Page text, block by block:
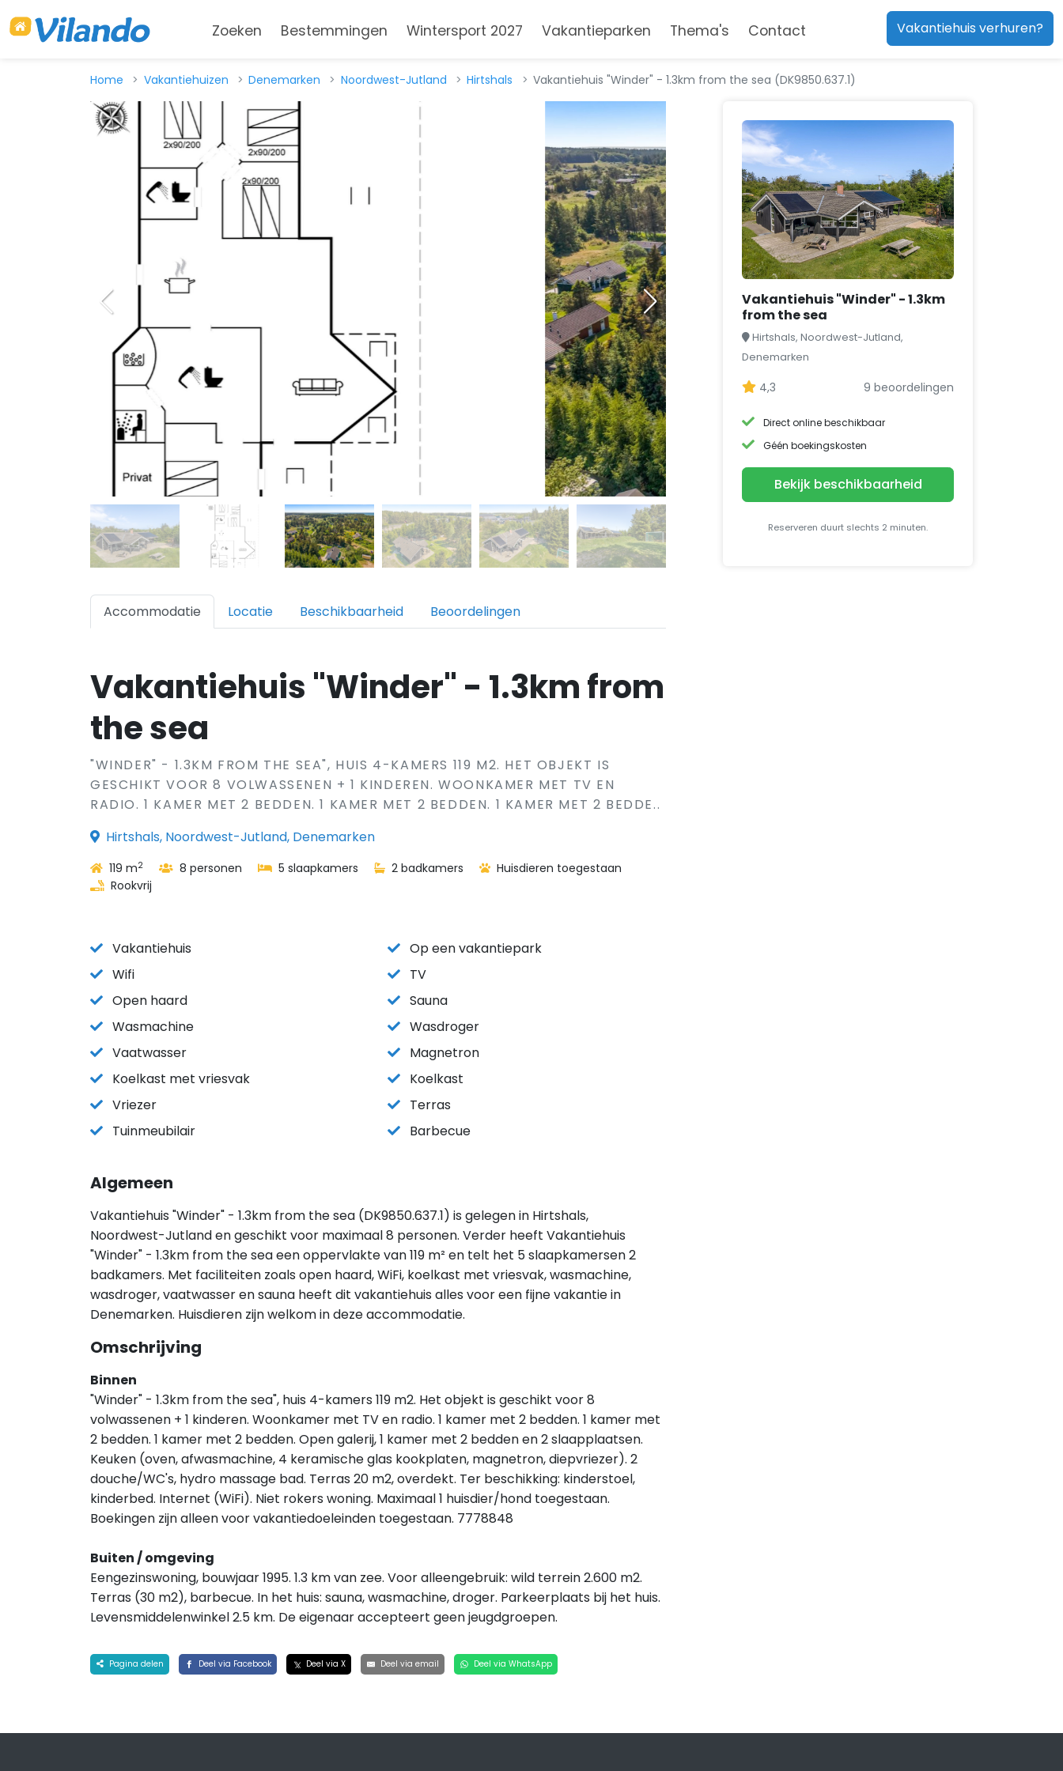
Zoeken Bestemmingen Wintersport 2027 Vakantieparken Thema's Contact Vakantiehuis verhuren?
Home Vakantiehuizen Denemarken Noordwest-Jutland Hirtshals Vakantiehuis "Winder" - 1.3km from the sea (DK9850.637.1)
Accommodatie Locatie Beschikbaarheid Beoordelingen
Vakantiehuis "Winder" - 1.3km from
the sea
"WINDER" - 1.3KM FROM THE SEA", HUIS 4-KAMERS 119 M2. HET OBJEKT IS
GESCHIKT VOOR 8 VOLWASSENEN + 1 KINDEREN. WOONKAMER MET TV EN
RADIO. 1 KAMER MET 2 BEDDEN. 1 KAMER MET 2 BEDDEN. 1 KAMER MET 2 BEDDE..
Hirtshals, Noordwest-Jutland, Denemarken
119 m2 8 personen 5 slaapkamers 2 badkamers
Huisdieren toegestaan
Rookvrij
Vakantiehuis
Op een vakantiepark
Wifi
TV
Open haard
Sauna
Wasmachine
Wasdroger
Vaatwasser
Magnetron
Koelkast met vriesvak
Koelkast
Vriezer
Terras
Tuinmeubilair
Barbecue
Algemeen
Vakantiehuis "Winder" - 1.3km from the sea (DK9850.637.1) is gelegen in Hirtshals,
Noordwest-Jutland en geschikt voor maximaal 8 personen. Verder heeft Vakantiehuis
"Winder" - 1.3km from the sea een oppervlakte van 119 m² en telt het 5 slaapkamersen 2
badkamers. Met faciliteiten zoals open haard, WiFi, koelkast met vriesvak, wasmachine,
wasdroger, vaatwasser en sauna heeft dit vakantiehuis alles voor een fijne vakantie in
Denemarken. Huisdieren zijn welkom in deze accommodatie.
Omschrijving
Binnen
"Winder" - 1.3km from the sea", huis 4-kamers 119 m2. Het objekt is geschikt voor 8
volwassenen + 1 kinderen. Woonkamer met TV en radio. 1 kamer met 2 bedden. 1 kamer met
2 bedden. 1 kamer met 2 bedden. Open galerij, 1 kamer met 2 bedden en 2 slaapplaatsen.
Keuken (oven, afwasmachine, 4 keramische glas kookplaten, magnetron, diepvriezer). 2
douche/WC's, hydro massage bad. Terras 20 m2, overdekt. Ter beschikking: kinderstoel,
kinderbed. Internet (WiFi). Niet rokers woning. Maximaal 1 huisdier/hond toegestaan.
Boekingen zijn alleen voor vakantiedoeleinden toegestaan. 7778848
Buiten / omgeving
Eengezinswoning, bouwjaar 1995. 1.3 km van zee. Voor alleengebruik: wild terrein 2.600 m2.
Terras (30 m2), barbecue. In het huis: sauna, wasmachine, droger. Parkeerplaats bij het huis.
Levensmiddelenwinkel 2.5 km. De eigenaar accepteert geen jeugdgroepen.
Pagina delen Deel via Facebook Deel via X Deel via email Deel via WhatsApp
Vakantiehuis "Winder" - 1.3km
from the sea
Hirtshals, Noordwest-Jutland,
Denemarken
4,3 9 beoordelingen
Direct online beschikbaar
Géén boekingskosten
Bekijk beschikbaarheid
Reserveren duurt slechts 2 minuten.